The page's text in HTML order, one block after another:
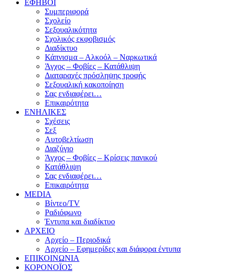
ΕΦΗΒΟΙ
Συμπεριφορά
Σχολείο
Σεξουαλικότητα
Σχολικός εκφοβισμός
Διαδίκτυο
Κάπνισμα – Αλκοόλ – Ναρκωτικά
Άγχος – Φοβίες – Κατάθλιψη
Διαταραχές πρόσληψης τροφής
Σεξουαλική κακοποίηση
Σας ενδιαφέρει…
Επικαιρότητα
ΕΝΗΛΙΚΕΣ
Σχέσεις
Σεξ
Αυτοβελτίωση
Διαζύγιο
Άγχος – Φοβίες – Κρίσεις πανικού
Κατάθλιψη
Σας ενδιαφέρει…
Επικαιρότητα
MEDIA
Βίντεο/TV
Ραδιόφωνο
Έντυπα και διαδίκτυο
ΑΡΧΕΙΟ
Αρχείο – Περιοδικά
Αρχείο – Εφημερίδες και διάφορα έντυπα
ΕΠΙΚΟΙΝΩΝΙΑ
ΚΟΡΟΝΟΪΟΣ